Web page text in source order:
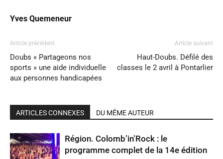
Yves Quemeneur
Article précédent
Doubs « Partageons nos
sports » une aide individuelle
aux personnes handicapées
Article suivant
Haut-Doubs. Défilé des
classes le 2 avril à Pontarlier
ARTICLES CONNEXES DU MÊME AUTEUR
Région. Colomb’in’Rock : le
programme complet de la 14e édition